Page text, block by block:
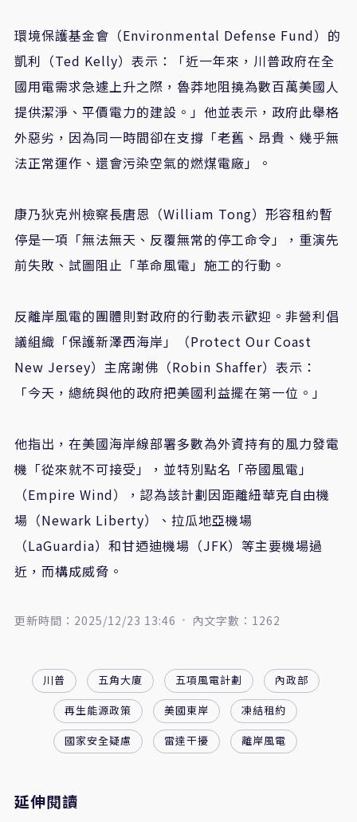
環境保護基金會（Environmental Defense Fund）的
凱利（Ted Kelly）表示：「近一年來，川普政府在全
國用電需求急遽上升之際，魯莽地阻撓為數百萬美國人
提供潔淨、平價電力的建設。」他並表示，政府此舉格
外惡劣，因為同一時間卻在支撐「老舊、昂貴、幾乎無
法正常運作、還會污染空氣的燃煤電廠」。
康乃狄克州檢察長唐恩（William Tong）形容租約暫
停是一項「無法無天、反覆無常的停工命令」，重演先
前失敗、試圖阻止「革命風電」施工的行動。
反離岸風電的團體則對政府的行動表示歡迎。非營利倡
議組織「保護新澤西海岸」（Protect Our Coast
New Jersey）主席謝佛（Robin Shaffer）表示：
「今天，總統與他的政府把美國利益擺在第一位。」
他指出，在美國海岸線部署多數為外資持有的風力發電
機「從來就不可接受」，並特別點名「帝國風電」
（Empire Wind），認為該計劃因距離紐華克自由機
場（Newark Liberty）、拉瓜地亞機場
（LaGuardia）和甘迺迪機場（JFK）等主要機場過
近，而構成威脅。
更新時間：2025/12/23 13:46 內文字數：1262
川普 五角大廈 五項風電計劃
內政部
再生能源政策
美國東岸
凍結租約
國家安全疑慮
雷達干擾 離岸風電
延伸閱讀